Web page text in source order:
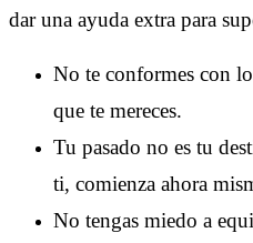
dar una ayuda extra para
No te conformes con
que te mereces.
Tu pasado no es tu
ti, comienza ahora
No tengas miedo a